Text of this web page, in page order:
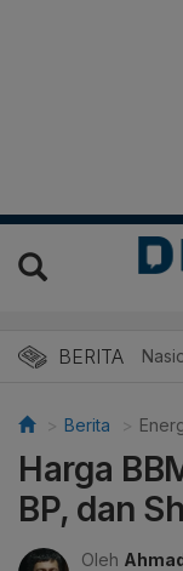
BERITA
Berita
Harga
BP, dan
Oleh